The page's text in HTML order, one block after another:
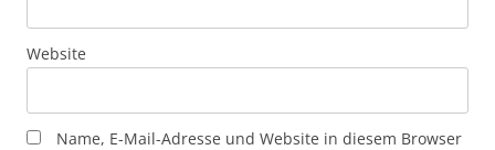
Website
Name, E-Mail-Adresse und Website in diesem Browser